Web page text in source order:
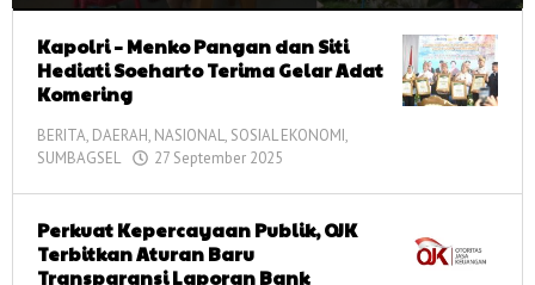
DAERAH,
MUARA
ENIM,
EKONOMI
2025
oleh
admin
Kapolri – Menko Pangan dan Siti
Hediati Soeharto Terima Gelar Adat
Komering
BERITA, DAERAH, NASIONAL, SOSIAL EKONOMI,
SUMBAGSEL
27 September 2025
Perkuat Kepercayaan Publik, OJK
Terbitkan Aturan Baru
Transparansi Laporan Bank